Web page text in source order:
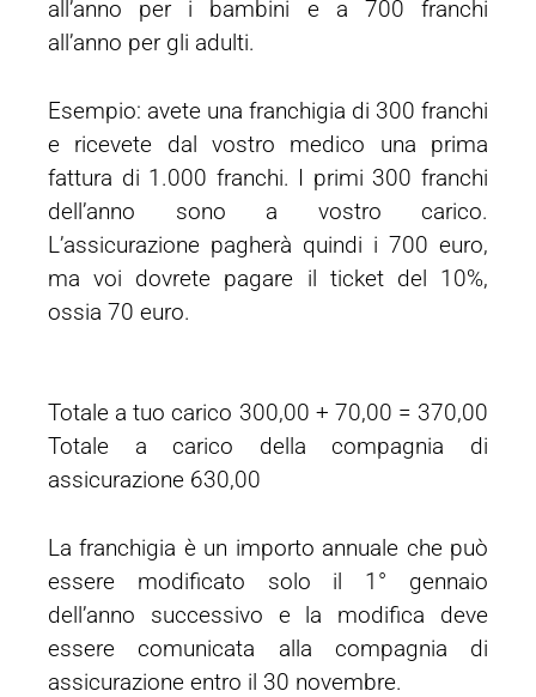
all’anno per i bambini e a 700 franchi
all’anno per gli adulti.
Esempio: avete una franchigia di 300 franchi
e ricevete dal vostro medico una prima
fattura di 1.000 franchi. I primi 300 franchi
dell’anno sono a vostro carico.
L’assicurazione pagherà quindi i 700 euro,
ma voi dovrete pagare il ticket del 10%,
ossia 70 euro.
Totale a tuo carico 300,00 + 70,00 = 370,00
Totale a carico della compagnia di
assicurazione 630,00
La franchigia è un importo annuale che può
essere modificato solo il 1° gennaio
dell’anno successivo e la modifica deve
essere comunicata alla compagnia di
assicurazione entro il 30 novembre.